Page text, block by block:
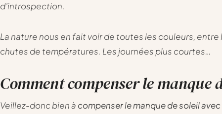
d’introspection.
La nature nous en fait voir de toutes les couleurs, entre
chutes de températures. Les journées plus courtes…
Comment compenser le manque
Veillez-donc bien à compenser le manque de soleil